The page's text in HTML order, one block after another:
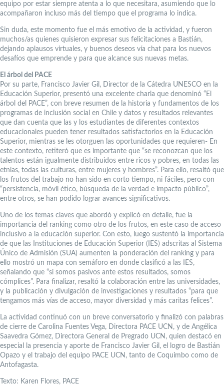
equipo por estar siempre atenta a lo que necesitara, asumiendo que lo
acompañaron incluso más del tiempo que el programa lo indica.
Sin duda, este momento fue el más emotivo de la actividad, y fueron
muchos/as quienes quisieron expresar sus felicitaciones a Bastián,
dejando aplausos virtuales, y buenos deseos vía chat para los nuevos
desafíos que emprende y para que alcance sus nuevas metas.
El árbol del PACE
Por su parte, Francisco Javier Gil, Director de la Cátedra UNESCO en la
Educación Superior, presentó una excelente charla que denominó “El
árbol del PACE”, con breve resumen de la historia y fundamentos de los
programas de inclusión social en Chile y datos y resultados relevantes
que dan cuenta que las y los estudiantes de diferentes contextos
educacionales pueden tener resultados satisfactorios en la Educación
Superior, mientras se les otorguen las oportunidades que requieren- En
este contexto, retiteró que es importante que “se reconozcan que los
talentos están igualmente distribuidos entre ricos y pobres, en todas las
etnias, todas las culturas, entre mujeres y hombres”. Para ello, resaltó que
los frutos del trabajo no han sido en corto tiempo, ni fáciles, pero con
“persistencia, móvil ético, búsqueda de la verdad e impacto público”,
entre otros, se han podido lograr avances significativos.
Uno de los temas claves que abordó y explicó en detalle, fue la
importancia del ranking como otro de los frutos, en este caso de acceso
inclusivo a la educación superior. Con esto, luego sustentó la importancia
de que las Instituciones de Educación Superior (IES) adscritas al Sistema
Único de Admisión (SUA) aumenten la ponderación del ranking y para
ello mostró un mapa con semáforo en donde clasificó a las IES,
señalando que “si somos pasivos ante estos resultados, somos
cómplices”. Para finalizar, resaltó la colaboración entre las universidades,
y la publicación y divulgación de investigaciones y resultados “para que
tengamos más vías de acceso, mayor diversidad y más caritas felices”.
La actividad continuó con un breve conversatorio y finalizó con palabras
de cierre de Carolina Fuentes Vega, Directora PACE UCN, y de Angélica
Saavedra Gómez, Directora General de Pregrado UCN, quien destacó en
especial la presencia y aporte de Francisco Javier Gil, el logro de Bastián
Opazo y el trabajo del equipo PACE UCN, tanto de Coquimbo como de
Antofagasta.
Texto: Karen Flores, PACE